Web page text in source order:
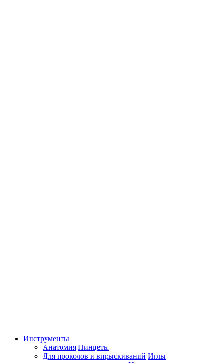
Инструменты
Анатомия Пинцеты
Для проколов и впрыскиваний Иглы